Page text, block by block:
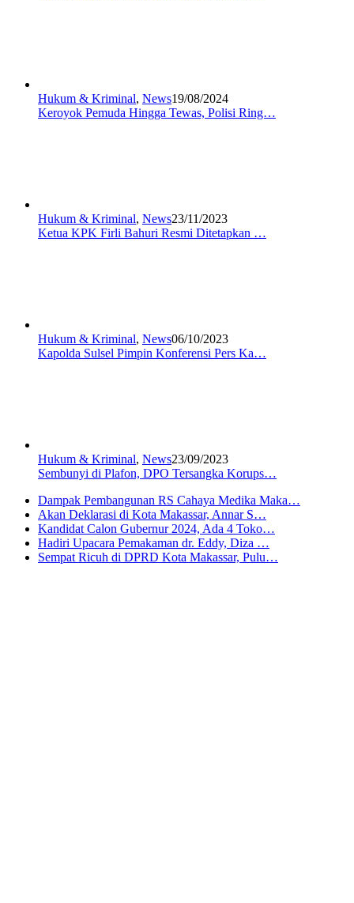
Hukum & Kriminal, News19/08/2024
Keroyok Pemuda Hingga Tewas, Polisi Ring…
Hukum & Kriminal, News23/11/2023
Ketua KPK Firli Bahuri Resmi Ditetapkan …
Hukum & Kriminal, News06/10/2023
Kapolda Sulsel Pimpin Konferensi Pers Ka…
Hukum & Kriminal, News23/09/2023
Sembunyi di Plafon, DPO Tersangka Korups…
Dampak Pembangunan RS Cahaya Medika Maka…
Akan Deklarasi di Kota Makassar, Annar S…
Kandidat Calon Gubernur 2024, Ada 4 Toko…
Hadiri Upacara Pemakaman dr. Eddy, Diza …
Sempat Ricuh di DPRD Kota Makassar, Pulu…